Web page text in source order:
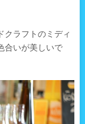
クラフトのミディ
合いが美しいで